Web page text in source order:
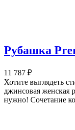
Рубашка
11 787 ₽
Хотите выглядеть
джинсовая женская
нужно! Сочетание